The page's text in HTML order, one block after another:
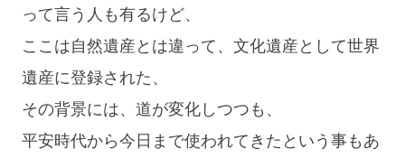
って言う人も有るけど、
ここは自然遺産とは違って、文化遺産として世界
遺産に登録された、
その背景には、道が変化しつつも、
平安時代から今日まで使われてきたという事もあ